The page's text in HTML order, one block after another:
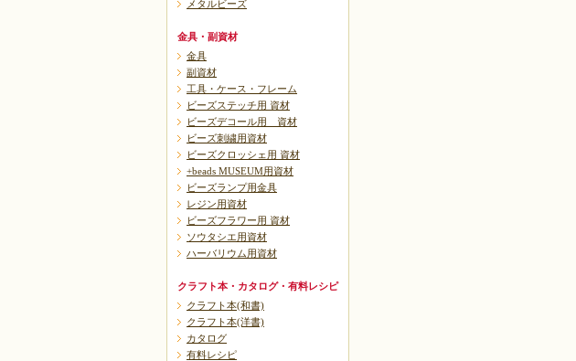
メタルビーズ
金具・副資材
金具
副資材
工具・ケース・フレーム
ビーズステッチ用 資材
ビーズデコール用 資材
ビーズ刺繍用資材
ビーズクロッシェ用 資材
+beads MUSEUM用資材
ビーズランプ用金具
レジン用資材
ビーズフラワー用 資材
ソウタシエ用資材
ハーバリウム用資材
クラフト本・カタログ・有料レシピ
クラフト本(和書)
クラフト本(洋書)
カタログ
有料レシピ